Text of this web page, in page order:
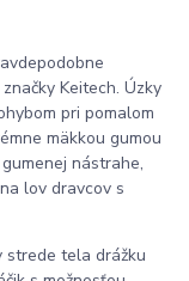
Keitech. Úzky
pri pomalom
mäkkou gumou
nástrahe,
lov dravcov s
strede tela drážku